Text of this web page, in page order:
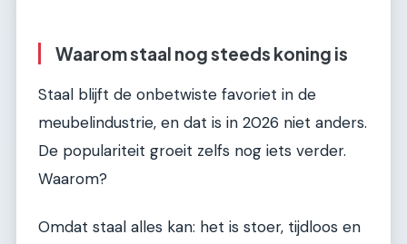
Waarom staal nog steeds koning is
Staal blijft de onbetwiste favoriet in de
meubelindustrie, en dat is in 2026 niet anders.
De populariteit groeit zelfs nog iets verder.
Waarom?
Omdat staal alles kan: het is stoer, tijdloos en